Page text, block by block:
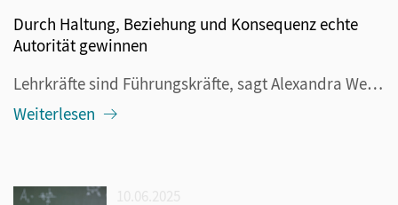
Durch Haltung, Beziehung und Konsequenz echte
Autorität gewinnen
Lehrkräfte sind Führungskräfte, sagt Alexandra Wendler. Und sie sollten sich dieser Rolle bewusst sein. Damit meint sie nicht bloß die Schulleitungen, sondern jede Lehrkraft. Aber was genau bedeutet Führungskraft im pädagogischen Kontext? Heißt das etwa eine Rückkehr zu autoritären Strukturen? Oder ...
Weiterlesen